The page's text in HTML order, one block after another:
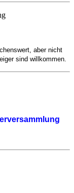
aber nicht
sind willkommen.